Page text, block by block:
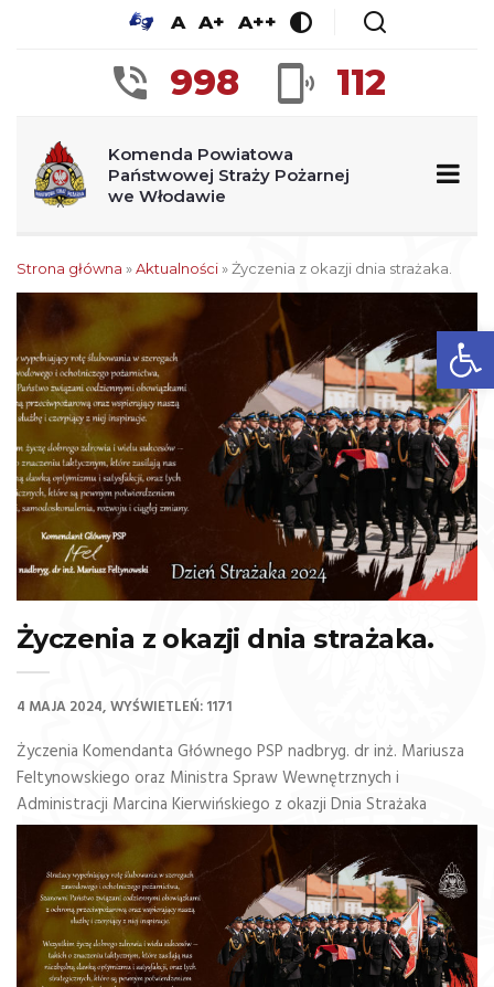
A A+ A++
998 112
Komenda Powiatowa
Państwowej Straży Pożarnej
we Włodawie
Strona główna »Aktualności»Życzenia z okazji dnia strażaka.
Życzenia z okazji dnia strażaka.
4 MAJA 2024 WYŚWIETLEŃ: 1171
Życzenia Komendanta Głównego PSP nadbryg. dr inż. Mariusza
Feltynowskiego oraz Ministra Spraw Wewnętrznych i
Administracji Marcina Kierwińskiego z okazji Dnia Strażaka